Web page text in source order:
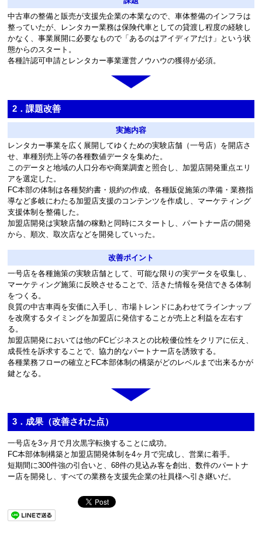
中古車の整備と販売が支援先企業の本業なので、車体整備のインフラは
整っていたが、レンタカー業務は保険代車としての貸渡し程度の経験し
かなく、事業展開に必要なもので「あるのはアイディアだけ」という状
態からのスタート。
各種許認可申請とレンタカー事業運営ノウハウの獲得が必須。
2．課題改善
実施内容
レンタカー事業を広く展開してゆくための実験店舗（一号店）を開店さ
せ、車種別売上等の各種数値データを集めた。
このデータと地域の人口分布や商業調査と照合し、加盟店開発重点エリ
アを選定した。
FC本部の体制は各種契約書・規約の作成、各種販促施策の準備・業務指
導など多岐にわたる加盟店支援のコンテンツを作成し、マーケティング
支援体制を整備した。
加盟店開発は実験店舗の稼動と同時にスタートし、パートナー店の開発
から、順次、取次店などを開発していった。
改善ポイント
一号店を各種施策の実験店舗として、可能な限りの実データを収集し、
マーケティング施策に反映させることで、活きた情報を発信できる体制
をつくる。
良質の中古車両を安価に入手し、市場トレンドにあわせてラインナップ
を改廃するタイミングを加盟店に発信することが売上と利益を左右す
る。
加盟店開発においては他のFCビジネスとの比較優位性をクリアに伝え、
成長性を訴求することで、協力的なパートナー店を誘致する。
各種業務フローの確立とFC本部体制の構築がどのレベルまで出来るかが
鍵となる。
3．成果（改善された点）
一号店を3ヶ月で月次黒字転換することに成功。
FC本部体制構築と加盟店開発体制を4ヶ月で完成し、営業に着手。
短期間に300件強の引合いと、68件の見込み客を創出、数件のパートナ
ー店を開発し、すべての業務を支援先企業の社員様へ引き継いだ。